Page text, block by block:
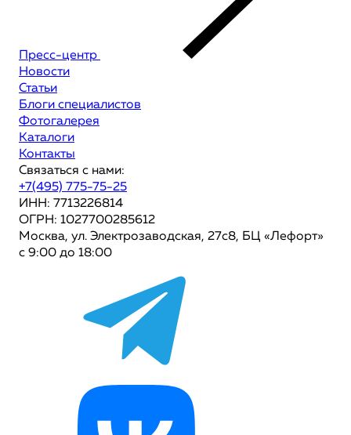
Пресс-центр
Новости
Статьи
Блоги специалистов
Фотогалерея
Каталоги
Контакты
Связаться с нами:
+7(495) 775-75-25
ИНН: 7713226814
ОГРН: 1027700285612
Москва, ул. Электрозаводская, 27с8, БЦ «Лефорт»
с 9:00 до 18:00